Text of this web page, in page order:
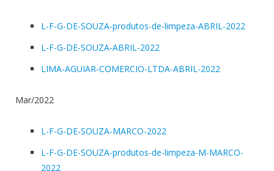
L-F-G-DE-SOUZA-produtos-de-limpeza-ABRIL-2022
L-F-G-DE-SOUZA-ABRIL-2022
LIMA-AGUIAR-COMERCIO-LTDA-ABRIL-2022
Mar/2022
L-F-G-DE-SOUZA-MARCO-2022
L-F-G-DE-SOUZA-produtos-de-limpeza-M-MARCO-
2022